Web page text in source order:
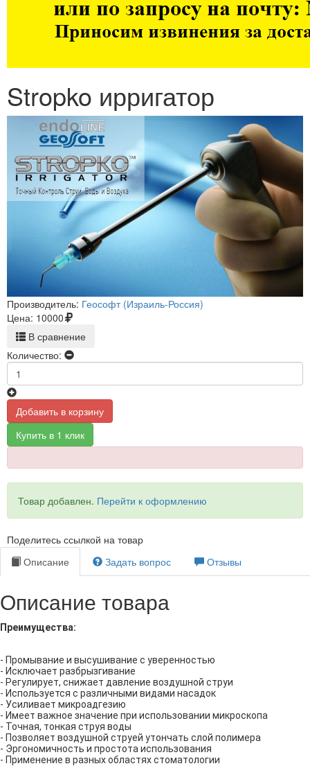
Stropko ирригатор
Производитель: Геософт (Израиль-Россия)
Цена: 10000
В сравнение
Количество:
Добавить в корзину
Купить в 1 клик
Товар добавлен. Перейти к оформлению
Поделитесь ссылкой на товар
Описание
Задать вопрос Отзывы
Описание товара
Преимущества:
- Промывание и высушивание с уверенностью
- Исключает разбрызгивание
- Регулирует, снижает давление воздушной струи
- Используется с различными видами насадок
- Усиливает микроадгезию
- Имеет важное значение при использовании микроскопа
- Точная, тонкая струя воды
- Позволяет воздушной струей утончать слой полимера
- Эргономичность и простота использования
- Применение в разных областях стоматологии